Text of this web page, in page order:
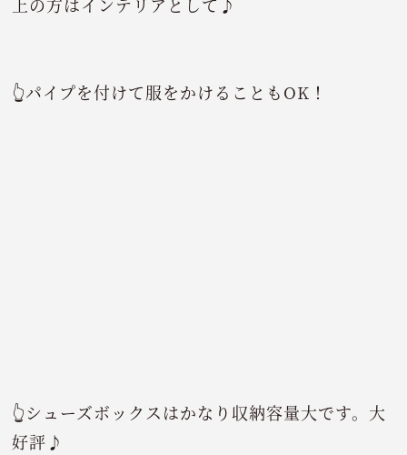
👆パイプを付けて服をかけることもOK！
👆シューズボックスはかなり収納容量大です。大
好評♪